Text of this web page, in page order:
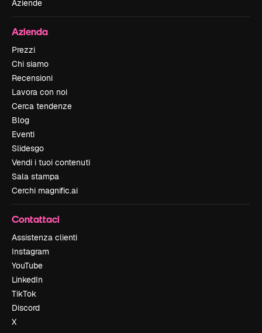
Aziende
Azienda
Prezzi
Chi siamo
Recensioni
Lavora con noi
Cerca tendenze
Blog
Eventi
Slidesgo
Vendi i tuoi contenuti
Sala stampa
Cerchi magnific.ai
Contattaci
Assistenza clienti
Instagram
YouTube
LinkedIn
TikTok
Discord
X